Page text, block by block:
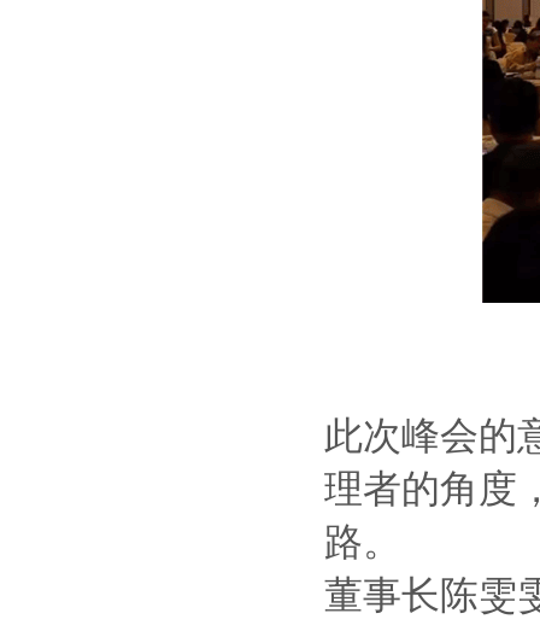
此次峰会的
理者的角度
路。
董事长陈雯